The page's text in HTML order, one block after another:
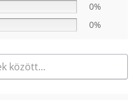
0%
0%